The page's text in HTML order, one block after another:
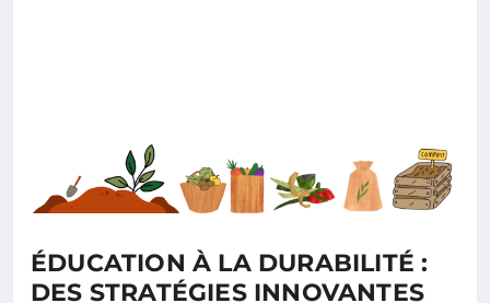
ÉDUCATION À LA DURABILITÉ :
DES STRATÉGIES INNOVANTES